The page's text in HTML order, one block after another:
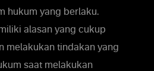
hukum yang berlaku.
alasan yang cukup
melakukan tindakan yang
saat melakukan